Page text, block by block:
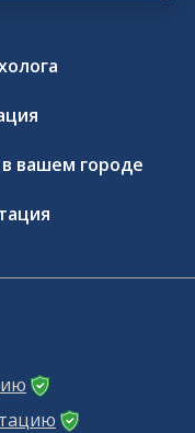
вашем городе